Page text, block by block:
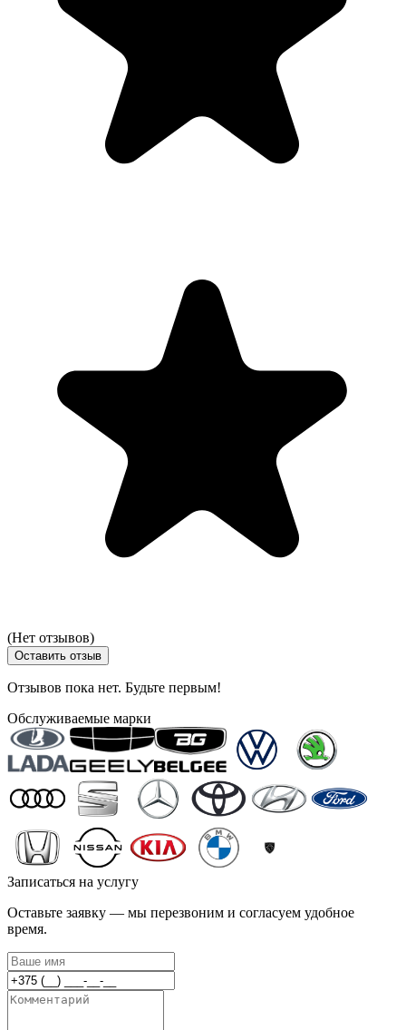
(Нет отзывов)
Оставить отзыв
Отзывов пока нет. Будьте первым!
Обслуживаемые марки
Записаться на услугу
Оставьте заявку — мы перезвоним и согласуем удобное
время.